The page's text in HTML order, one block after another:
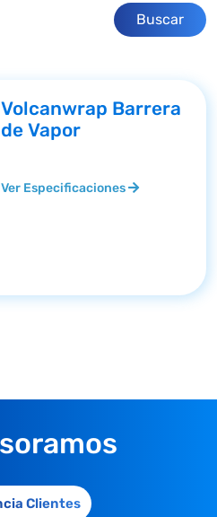
Buscar
Volcanwrap Barrera
de Vapor
Ver Especificaciones
Clientes